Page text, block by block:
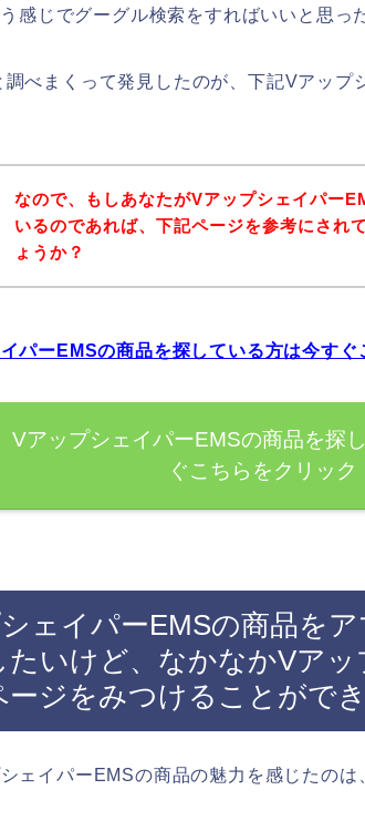
感じでグーグル検索をすればいいと思っ
調べまくって発見したのが、下記Vアップ
なので、もしあなたがVアップシェイパー
いるのであれば、下記ページを参考にされ
ょうか？
パーEMSの商品を探している方は今すぐ
VアップシェイパーEMSの商品を探
ぐこちらをクリック
ェイパーEMSの商品をア
たいけど、なかなかVア
ージをみつけることがで
ェイパーEMSの商品の魅力を感じたの